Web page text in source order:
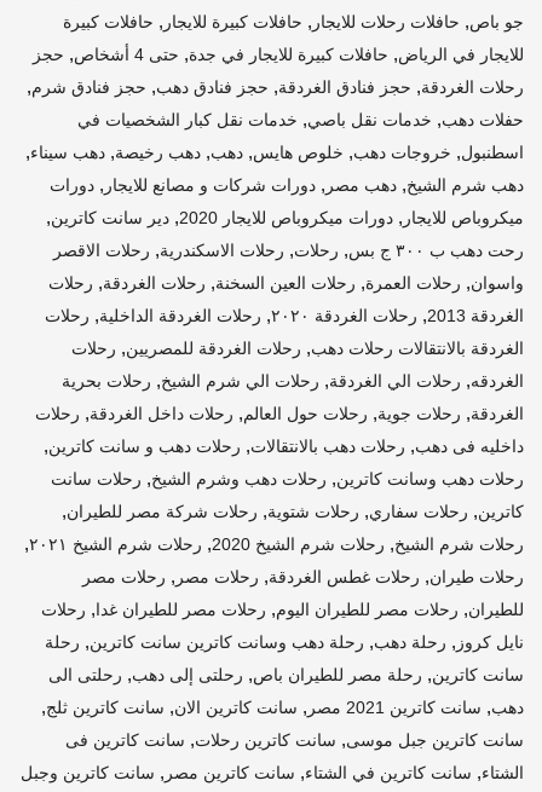
جو باص, حافلات رحلات للايجار , حافلات كبيرة للايجار , حافلات كبيرة
للايجار في الرياض, حافلات كبيرة للايجار في جدة, حتى 4 أشخاص , حجز
رحلات الغردقة, حجز فنادق الغردقة, حجز فنادق دهب, حجز فنادق شرم,
حفلات دهب, خدمات نقل باصي, خدمات نقل كبار الشخصيات في
اسطنبول, خروجات دهب, خلوص هايس, دهب, دهب رخيصة, دهب سيناء,
دهب شرم الشيخ, دهب مصر , دورات شركات و مصانع للايجار , دورات
ميكروباص للايجار , دورات ميكروباص للايجار 2020 , دير سانت كاترين,
رحت دهب ب ٣٠٠ ج بس , رحلات, رحلات الاسكندرية, رحلات الاقصر
واسوان, رحلات العمرة, رحلات العين السخنة, رحلات الغردقة, رحلات
الغردقة 2013
, رحلات الغردقة ٢٠٢٠ , رحلات الغردقة الداخلية, رحلات
الغردقة بالانتقالات رحلات دهب, رحلات الغردقة للمصريين, رحلات
الغردقه, رحلات الي الغردقة, رحلات الي شرم الشيخ, رحلات بحرية
الغردقة, رحلات جوية, رحلات حول العالم, رحلات داخل الغردقة, رحلات
داخليه فى دهب, رحلات دهب بالانتقالات, رحلات دهب و سانت كاترين,
رحلات دهب وسانت كاترين, رحلات دهب وشرم الشيخ, رحلات سانت
كاترين, رحلات سفاري, رحلات شتوية, رحلات شركة مصر للطيران,
رحلات شرم الشيخ, رحلات شرم الشيخ 2020 , رحلات شرم الشيخ ٢٠٢١ ,
رحلات طيران, رحلات غطس الغردقة, رحلات مصر , رحلات مصر
للطيران, رحلات مصر للطيران اليوم, رحلات مصر للطيران غدا, رحلات
نايل كروز , رحلة دهب, رحلة دهب وسانت كاترين سانت كاترين, رحلة
سانت كاترين, رحلة مصر للطيران باص, رحلتى إلى دهب, رحلتى الى
دهب, سانت كاترين 2021 مصر , سانت كاترين الان, سانت كاترين ثلج,
سانت كاترين جبل موسى, سانت كاترين رحلات, سانت كاترين فى
الشتاء, سانت كاترين في الشتاء, سانت كاترين مصر , سانت كاترين وجبل